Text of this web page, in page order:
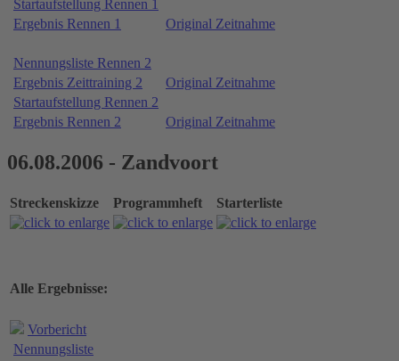
Startaufstellung Rennen 1
Ergebnis Rennen 1
Original Zeitnahme
Nennungsliste Rennen 2
Ergebnis Zeittraining 2
Original Zeitnahme
Startaufstellung Rennen 2
Ergebnis Rennen 2
Original Zeitnahme
06.08.2006 - Zandvoort
Streckenskizze Programmheft Starterliste
Alle Ergebnisse:
Vorbericht
Nennungsliste